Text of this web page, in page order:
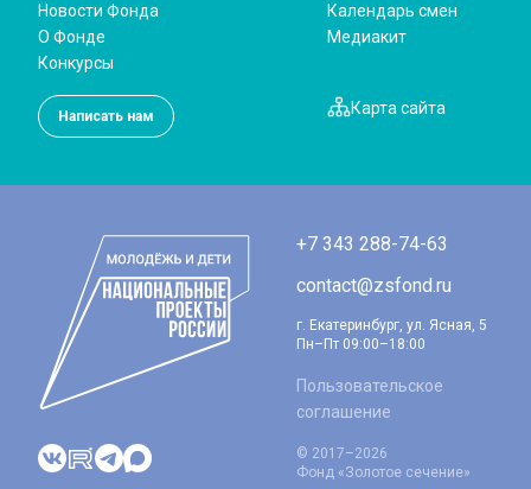
Карта сайта
Написать нам
Новости Фонда
О Фонде
Конкурсы
Календарь смен
Медиакит
+7 343 288-74-63
contact@zsfond.ru
г. Екатеринбург, ул. Ясная, 5
Пн–Пт 09:00–18:00
Пользовательское
соглашение
© 2017–2026
Фонд «Золотое сечение»